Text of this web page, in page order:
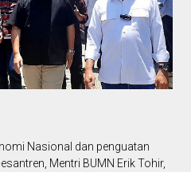
Nasional dan penguatan
Mentri BUMN Erik Tohir,